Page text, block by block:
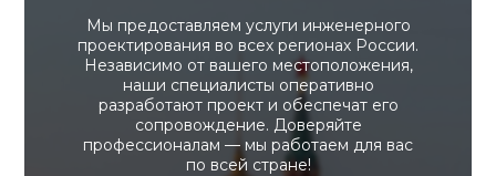
Мы предоставляем услуги инженерного
проектирования во всех регионах России.
Независимо от вашего местоположения,
наши специалисты оперативно
разработают проект и обеспечат его
сопровождение. Доверяйте
профессионалам — мы работаем для вас
по всей стране!